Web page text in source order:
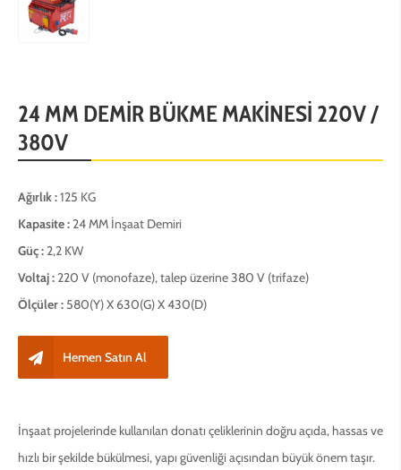
24 MM DEMİR BÜKME MAKİNESİ 220V /
380V
Ağırlık :125 KG
Kapasite : 24 MM İnşaat Demiri
Güç : 2,2 KW
Voltaj : 220 V (monofaze), talep üzerine 380 V (trifaze)
Ölçüler : 580(Y) X 630(G) X 430(D)
Hemen Satın Al
İnşaat projelerinde kullanılan donatı çeliklerinin doğru açıda, hassas ve
hızlı bir şekilde bükülmesi, yapı güvenliği açısından büyük önem taşır.